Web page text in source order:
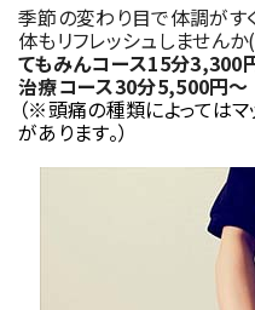
季節の変わり目で体調がす
体もリフレッシュしません
てもみんコース15分3,300
治療コース30分5,500円～
（※頭痛の種類によっては
があります。）